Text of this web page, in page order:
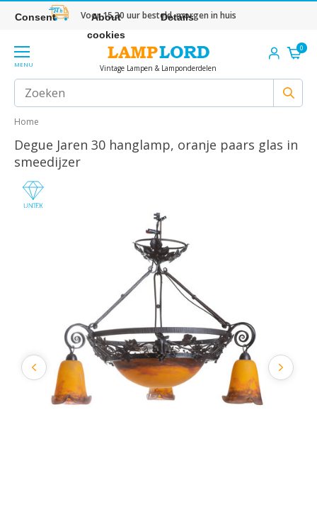
Voor 15.30 uur besteld, morgen in huis
MENU Vintage Lampen & Lamponderdelen
0
Home
Degue Jaren 30 hanglamp, oranje paars glas in
smeedijzer
Consent
About
cookies
Details